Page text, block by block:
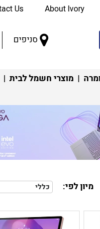
About Ivory
סניפים
| מוצרי חשמל לבית |
מיון לפי: כללי